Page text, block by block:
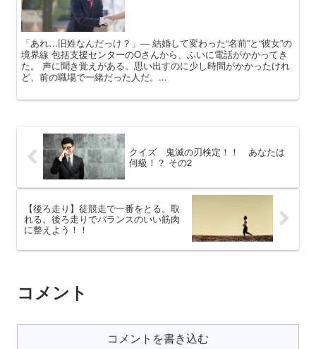
「あれ…旧姓なんだっけ？」— 結婚して変わった“名前”と“彼女”の
境界線 包括支援センターのOさんから、ふいに電話がかかってき
た。 声に聞き覚えがある。思い出すのに少し時間がかかったけれ
ど、前の職場で一緒だった人だ。...
クイズ 鬼滅の刃検定！！ あなたは
何級！？ その2
【後ろ走り】徒競走で一番をとる。取
れる。後ろ走りでバランスのいい筋肉
に整えよう！！
コメント
コメントを書き込む